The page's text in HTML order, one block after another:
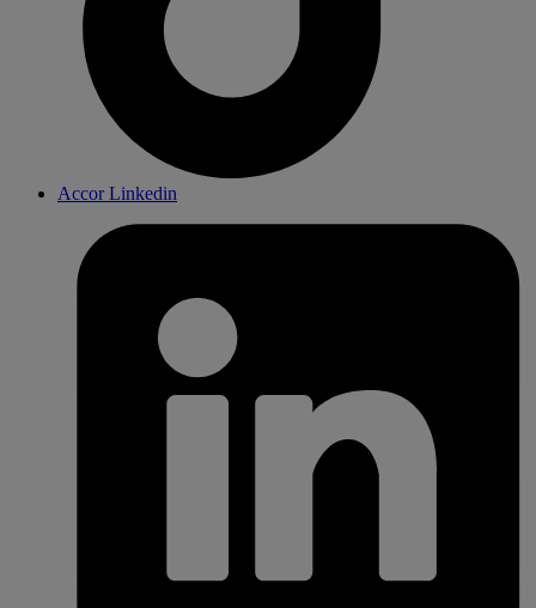
Accor Linkedin